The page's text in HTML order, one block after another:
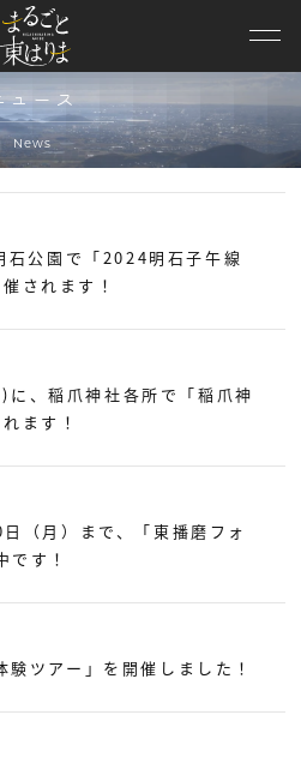
ュース
News
公園で「2024明石子午線
されます！
、稲爪神社各所で「稲爪神
ます！
（月）まで、「東播磨フォ
す！
験ツアー」を開催しました！